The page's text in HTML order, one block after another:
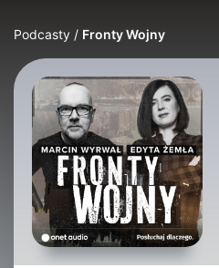
Podcasty Fronty Wojny